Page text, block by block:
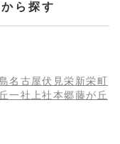
ら探す
名古屋伏見栄新栄町
一社上社本郷藤が丘